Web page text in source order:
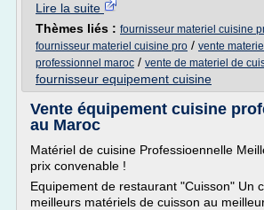
Lire la suite
Thèmes liés : fournisseur materiel cuisine
fournisseur materiel cuisine pro / vente
professionnel maroc / vente de materiel de
fournisseur equipement cuisine
Vente équipement cuisine
au Maroc
Matériel de cuisine Professioennelle
prix convenable !
Equipement de restaurant "Cuisson" Un
meilleurs matériels de cuisson au